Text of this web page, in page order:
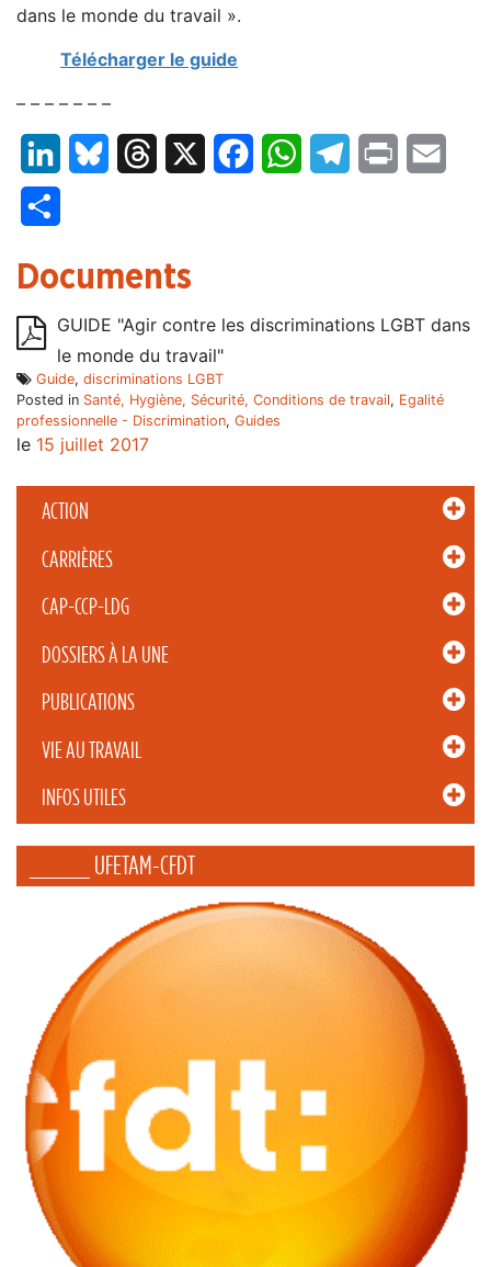
ACTION
CARRIÈRES
CAP-CCP-LDG
DOSSIERS À LA UNE
PUBLICATIONS
VIE AU TRAVAIL
INFOS UTILES
_____ UFETAM-CFDT
dans le monde du travail ».
Télécharger le guide
– – – – – – –
LinkedInBluesky Threads FacebookWhatsAppTelegram
Print
Documents
GUIDE "Agir contre les discriminations LGBT dans
le monde du travail"
Guide, discriminations LGBT
Posted in Santé, Hygiène, Sécurité, Conditions de travail, Egalité
professionnelle - Discrimination, Guides
le 15 juillet 2017